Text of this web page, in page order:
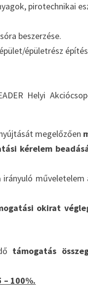
pirotechnikai
beszerzése.
épületrész
Helyi
megelőzően
kérelem
irányuló
okirat
támogatás
– 100%.